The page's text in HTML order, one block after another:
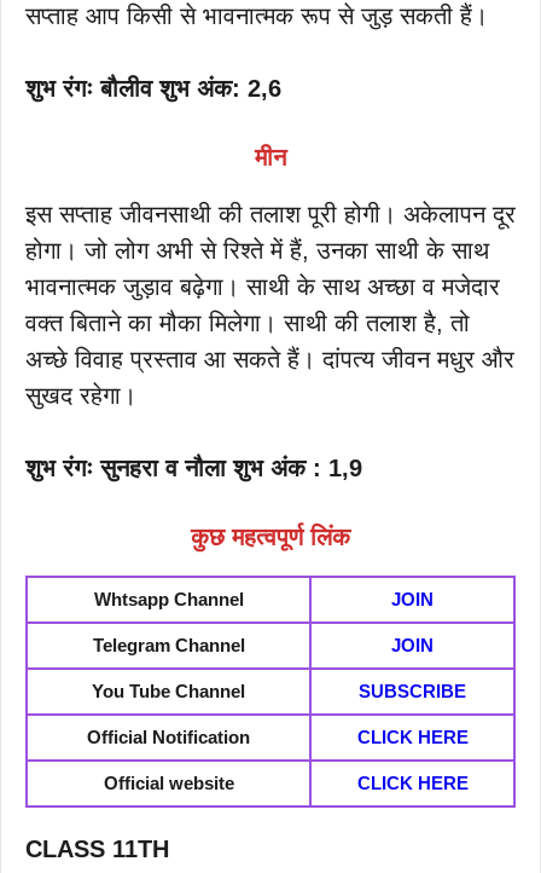
सप्ताह आप किसी से भावनात्मक रूप से जुड़ सकती हैं।
शुभ रंगः बौलीव शुभ अंक: 2,6
मीन
इस सप्ताह जीवनसाथी की तलाश पूरी होगी। अकेलापन दूर
होगा। जो लोग अभी से रिश्ते में हैं, उनका साथी के साथ
भावनात्मक जुड़ाव बढ़ेगा। साथी के साथ अच्छा व मजेदार
वक्त बिताने का मौका मिलेगा। साथी की तलाश है, तो
अच्छे विवाह प्रस्ताव आ सकते हैं। दांपत्य जीवन मधुर और
सुखद रहेगा।
शुभ रंगः सुनहरा व नौला शुभ अंक : 1,9
कुछ महत्वपूर्ण लिंक
Whtsapp Channel JOIN
Telegram Channel JOIN
You Tube Channel SUBSCRIBE
Official Notification CLICK HERE
Official website CLICK HERE
CLASS 11TH